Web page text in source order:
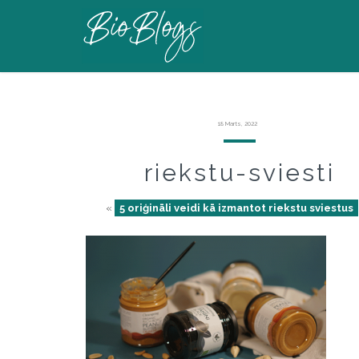
18 Marts, 2022
riekstu-sviesti
« 5 oriģināli veidi kā izmantot riekstu sviestus